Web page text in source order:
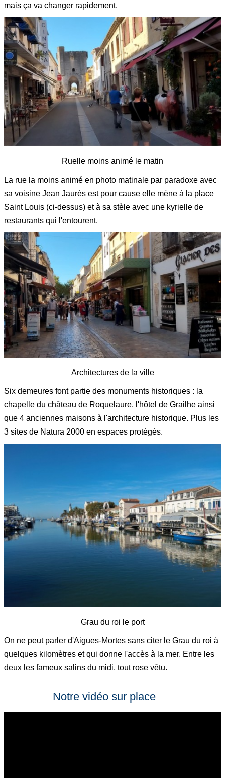
mais ça va changer rapidement.
Ruelle moins animé le matin
La rue la moins animé en photo matinale par paradoxe avec
sa voisine Jean Jaurés est pour cause elle mène à la place
Saint Louis (ci-dessus) et à sa stèle avec une kyrielle de
restaurants qui l'entourent.
Architectures de la ville
Six demeures font partie des monuments historiques : la
chapelle du château de Roquelaure, l'hôtel de Grailhe ainsi
que 4 anciennes maisons à l'architecture historique. Plus les
3 sites de Natura 2000 en espaces protégés.
Grau du roi le port
On ne peut parler d'Aigues-Mortes sans citer le Grau du roi à
quelques kilomètres et qui donne l'accès à la mer. Entre les
deux les fameux salins du midi, tout rose vêtu.
Notre vidéo sur place